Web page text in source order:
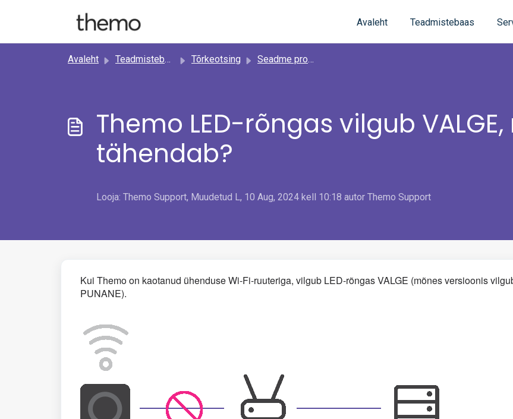
Avaleht
Teadmistebaas
Avaleht Teadmistebaas Tõrkeotsing Seadme probleemide lahendamine
Themo LED-rõngas vilgub
tähendab?
Looja: Themo Support, Muudetud L, 10 Aug, 2024 kell 10:18 autor Themo Support
Kui Themo on kaotanud ühenduse Wi-Fi-ruuteriga, vilgub LED-rõngas VALGE (mõnes versioonis
PUNANE).